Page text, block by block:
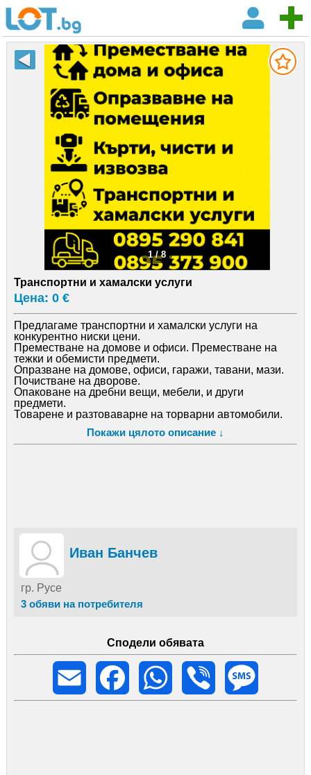
1 / 8
Транспортни и хамалски услуги
Цена: 0 €
Предлагаме транспортни и хамалски услуги на
конкурентно ниски цени.
Преместване на домове и офиси. Преместване на
тежки и обемисти предмети.
Опразване на домове, офиси, гаражи, тавани, мази.
Почистване на дворове.
Опаковане на дребни вещи, мебели, и други
предмети.
Товарене и разтоваварне на торварни автомобили.
Нестандартни ремотно-разрушителни услуги.
Покажи цялото описание ↓
Иван Банчев
гр. Русе
3 обяви на потребителя
Сподели обявата
Email
Facebook WhatsApp Viber